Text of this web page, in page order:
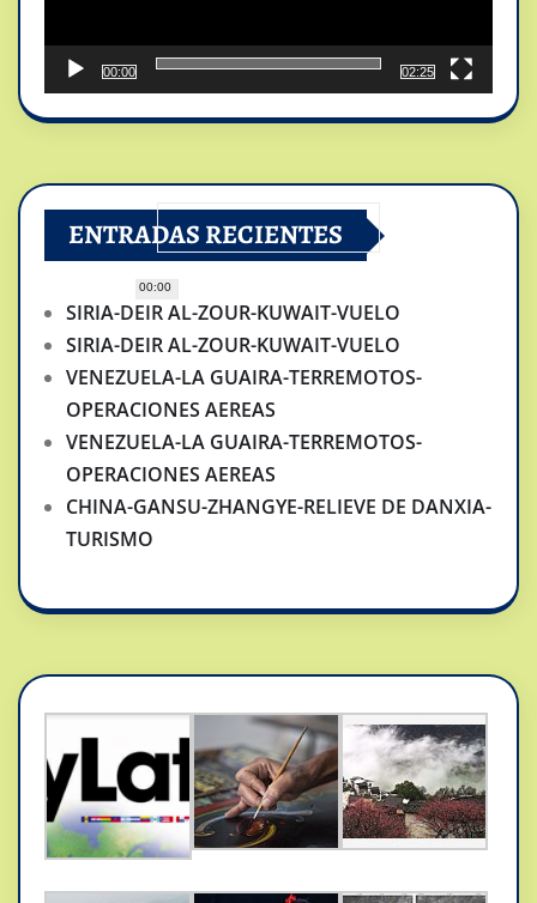
00:00
00:00
02:25
ENTRADAS RECIENTES
SIRIA-DEIR AL-ZOUR-KUWAIT-VUELO
SIRIA-DEIR AL-ZOUR-KUWAIT-VUELO
VENEZUELA-LA GUAIRA-TERREMOTOS-
OPERACIONES AEREAS
VENEZUELA-LA GUAIRA-TERREMOTOS-
OPERACIONES AEREAS
CHINA-GANSU-ZHANGYE-RELIEVE DE DANXIA-
TURISMO